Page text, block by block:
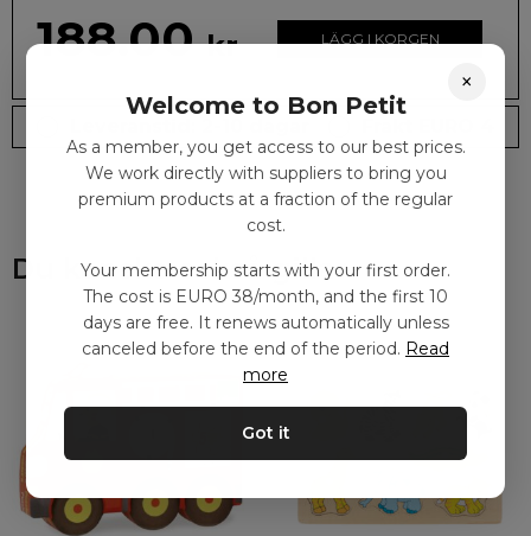
188.00 kr LÄGG I KORGEN
Du kanske också gillar
×
Welcome to Bon Petit
As a member, you get access to our best prices.
We work directly with suppliers to bring you
premium products at a fraction of the regular
cost.
Your membership starts with your first order.
The cost is EURO 38/month, and the first 10
days are free. It renews automatically unless
canceled before the end of the period. Read
more
Got it